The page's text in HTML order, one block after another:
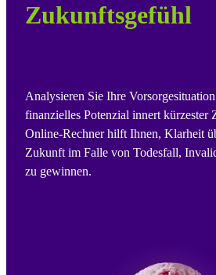
Zukunftsgefühl
Analysieren Sie Ihre
finanzielles Potenzial innert kürzester
Online-Rechner hilft Ihnen, Klarheit
Zukunft im Falle von Todesfall,
zu gewinnen.